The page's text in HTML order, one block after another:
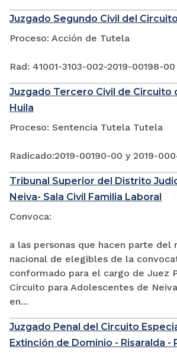
Juzgado Segundo Civil del
Proceso: Acción de Tutela
Rad: 41001-3103-002-2019-00198-00
Juzgado Tercero Civil de Circuito
Huila
Proceso: Sentencia Tutela Tutela
Radicado:2019-00190-00 y 2019-
Tribunal Superior del Distrito
Neiva- Sala Civil Familia Laboral
Convoca:
a las personas que hacen parte del
nacional de elegibles de la
conformado para el cargo de Juez
Circuito para Adolescentes de
en...
Juzgado Penal del Circuito
Extinción de Dominio - Risaralda -